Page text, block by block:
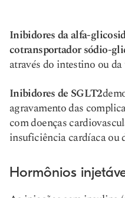
Inibidores da alfa-
cotransportador sódio-
através do intestino ou
Inibidores de SGLT2
agravamento das
com doenças
insuficiência cardíaca ou
Hormônios